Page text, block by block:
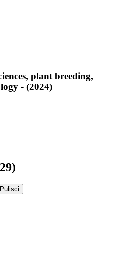
plant breeding,
- (2024)
Pulisci